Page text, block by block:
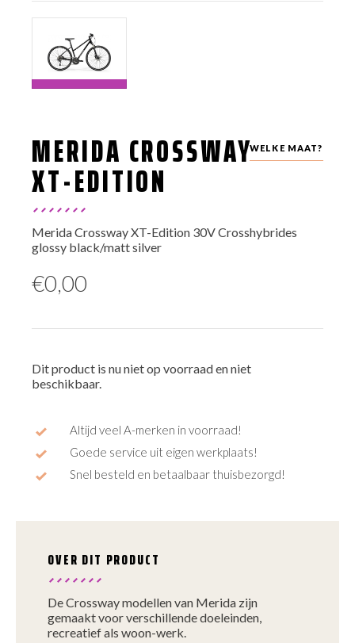
WELKE MAAT?
MERIDA CROSSWAY
XT-EDITION
Merida Crossway XT-Edition 30V Crosshybrides
glossy black/matt silver
€0,00
Dit product is nu niet op voorraad en niet
beschikbaar.
Altijd veel A-merken in voorraad!
Goede service uit eigen werkplaats!
Snel besteld en betaalbaar thuisbezorgd!
OVER DIT PRODUCT
De Crossway modellen van Merida zijn
gemaakt voor verschillende doeleinden,
recreatief als woon-werk.